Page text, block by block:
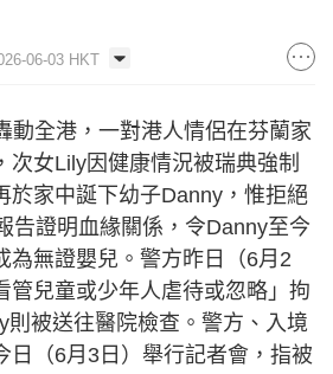
06-03 HKT
動全港，一對港人情侶在芬蘭家
次女Lily因健康情況被瑞典強制
於家中誕下幼子Danny，惟拒絕
告證明血緣關係，令Danny至今
為無證嬰兒。警方昨日（6月2
管兒童或少年人虐待或忽略」拘
則被送往醫院檢查。警方、入境
日（6月3日）舉行記者會，指被